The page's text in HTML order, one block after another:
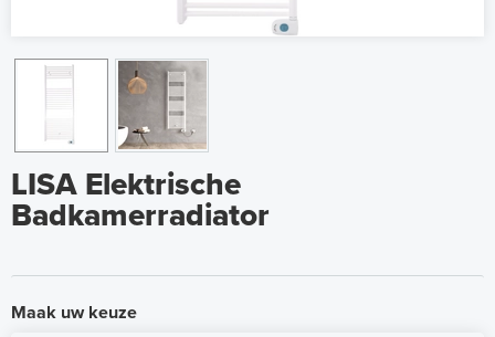
LISA Elektrische
Badkamerradiator
Maak uw keuze